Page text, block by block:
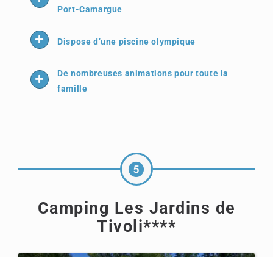
Port-Camargue
Dispose d’une piscine olympique
De nombreuses animations pour toute la
famille
Camping Les Jardins de
Tivoli****